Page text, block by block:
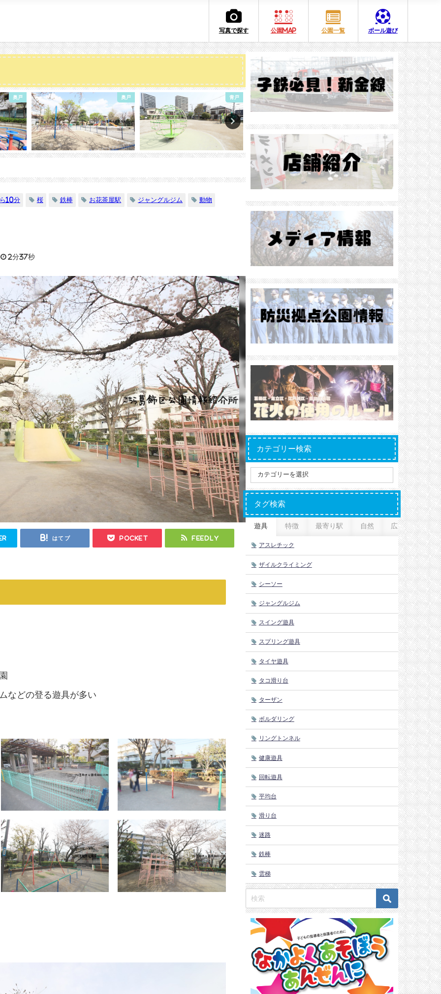
写真で探す 公園MAP 公園一覧 ボール遊び
奥戸 青戸 柴又 亀有
10分 桜 鉄棒 お花茶屋駅 ジャングルジム 動物
2分37秒
はてブ Pocket Feedly
などの登る遊具が多い
カテゴリー検索
タグ検索
遊具 特徴 最寄り駅 自然 広さ
アスレチック
ザイルクライミング
シーソー
ジャングルジム
スイング遊具
スプリング遊具
タイヤ遊具
タコ滑り台
ターザン
ボルダリング
リングトンネル
健康遊具
回転遊具
平均台
滑り台
迷路
鉄棒
雲梯